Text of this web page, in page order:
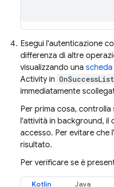
Esegui l'autenticazione
differenza di altre
visualizzando una
Activity in
immediatamente
Per prima cosa,
l'attività in background, il
accesso. Per evitare che
risultato.
Per verificare se è
Kotlin Java